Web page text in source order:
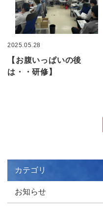
2025.05.28
【お腹いっぱいの後
は・・研修】
カテゴリ
お知らせ